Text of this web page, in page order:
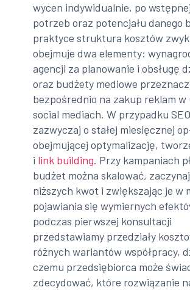
wycen indywidualnie, po
potrzeb oraz potencjału danego
praktyce struktura kosztów
obejmuje dwa elementy:
agencji za planowanie i obsługę
oraz budżety mediowe
bezpośrednio na zakup reklam w
social mediach. W przypadku
zazwyczaj o stałej miesięcznej
obejmującej optymalizację,
i link building. Przy kampaniach
budżet można skalować,
niższych kwot i zwiększając je w
pojawiania się wymiernych
podczas pierwszej konsultacji
przedstawiamy przedziały
różnych wariantów współpracy,
czemu przedsiębiorca może
zdecydować, które rozwiązanie